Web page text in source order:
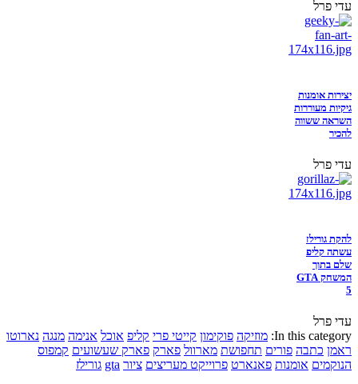
עדי פרל
יצירות אומנות
גיקיות מעוררות
השראה ששווה
להכיר
עדי פרל
להקת גורילז
עשתה קליפ
שלם בתוך
המשחק GTA
5
עדי פרל
In this category: מוזיקה פוקימון קייטי פרי קליפ אוכל אנימה מנגה נארוטו
ראמן כתבה פורים תחפושת מארוול פארק פארק שעשועים קמפוס
הנוקמים אומנות פאנארט פרוייקט מעריצים ציור gta גורילז